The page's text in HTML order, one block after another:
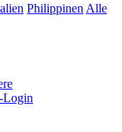
Philippinen Alle
Login